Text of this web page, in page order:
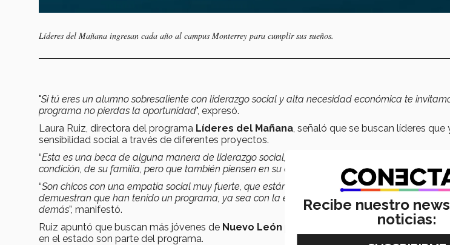
Líderes del Mañana ingresan cada año al campus Monterrey para cumplir sus sueños.
"Si tú eres un alumno sobresaliente con liderazgo social y alta necesidad económica te
programa no pierdas la oportunidad", expresó.
Laura Ruiz, directora del programa Líderes del Mañana, señaló que se buscan líderes
sensibilidad social a través de diferentes proyectos.
“Esta es una beca de alguna manera de liderazgo social, entonces queremos jóvenes que sí
condición, de su familia, pero que también piensen en su comunidad, en el país.
“Son chicos con una empatía social muy fuerte, que están siempre preocupados por ayudar a
demuestran que han tenido un programa, ya sea con la escuela o con el municipio, donde
demás”, manifestó.
Ruiz apuntó que buscan más jóvenes de Nuevo León para que se sumen, ya que hasta el
en el estado son parte del programa.
Recibe nuestro
noticias: